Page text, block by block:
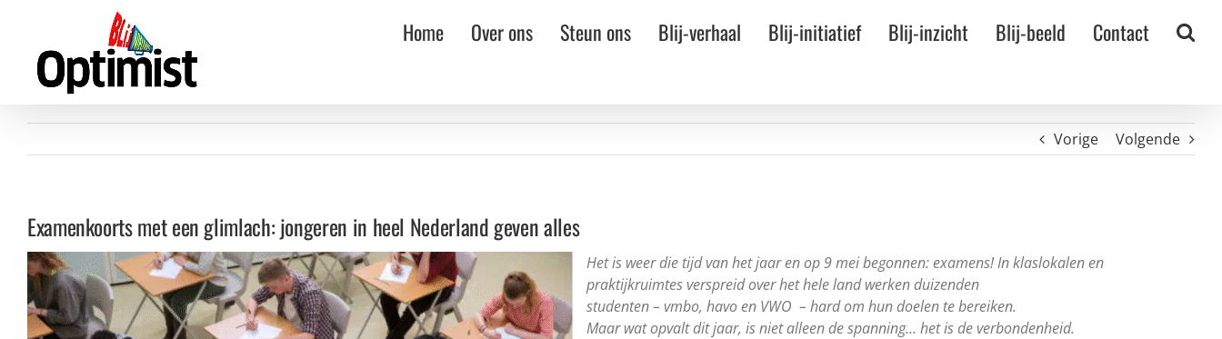
inhoud
Home Over ons Steun ons Blij-verhaal Blij-initiatief Blij-inzicht Blij-beeld Contact
Vorige Volgende
Examenkoorts met een glimlach: jongeren in heel Nederland geven alles
Het is weer die tijd van het jaar en op 9 mei begonnen: examens! In klaslokalen en
praktijkruimtes verspreid over het hele land werken duizenden
studenten – vmbo, havo en VWO – hard om hun doelen te bereiken.
Maar wat opvalt dit jaar, is niet alleen de spanning… het is de verbondenheid.